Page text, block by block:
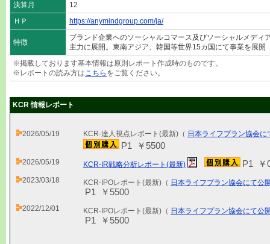
決算月
12
ＨＰ
https://anymindgroup.com/ja/
特徴
ブランド企業へのソーシャルコマース及びソーシャルメディ
主力に展開。東南アジア、韓国等世界15カ国にて事業を展開
※掲載しております基本情報は原則レポート作成時のものです。
※レポートの読み方はこちら をご覧ください。
KCR 情報レポート
2026/05/19 KCR-達人視点レポート(最新)（ 日本ライフプラン協会に
P1 ￥5500
2026/05/19 KCR-IR戦略分析レポート(最新) P1 ￥
2023/03/18 KCR-IPOレポート(最新)（ 日本ライフプラン協会にて公
P1 ￥5500
2022/12/01 KCR-IPOレポート(最新)（ 日本ライフプラン協会にて公
P1 ￥5500